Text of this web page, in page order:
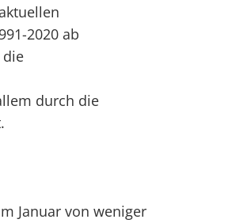
2020 ab
die
durch die
Januar von weniger